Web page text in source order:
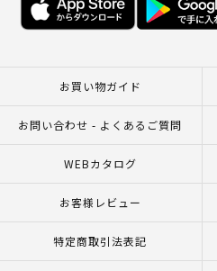
お買い物ガイド
お問い合わせ - よくあるご質問
WEBカタログ
お客様レビュー
特定商取引法表記